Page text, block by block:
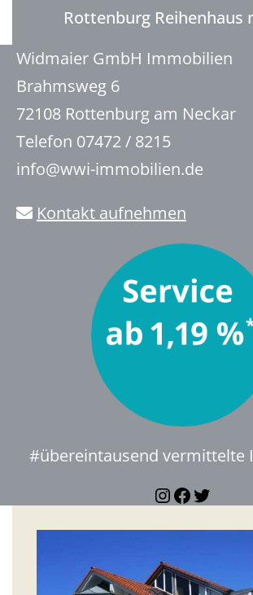
Rottenburg Reihenhaus
Widmaier GmbH Immobilien
Brahmsweg 6
72108 Rottenburg am Neckar
Telefon 07472 / 8215
info@wwi-immobilien.de
Kontakt aufnehmen
#übereintausend vermittelte
Instagram
Facebook
Twitter